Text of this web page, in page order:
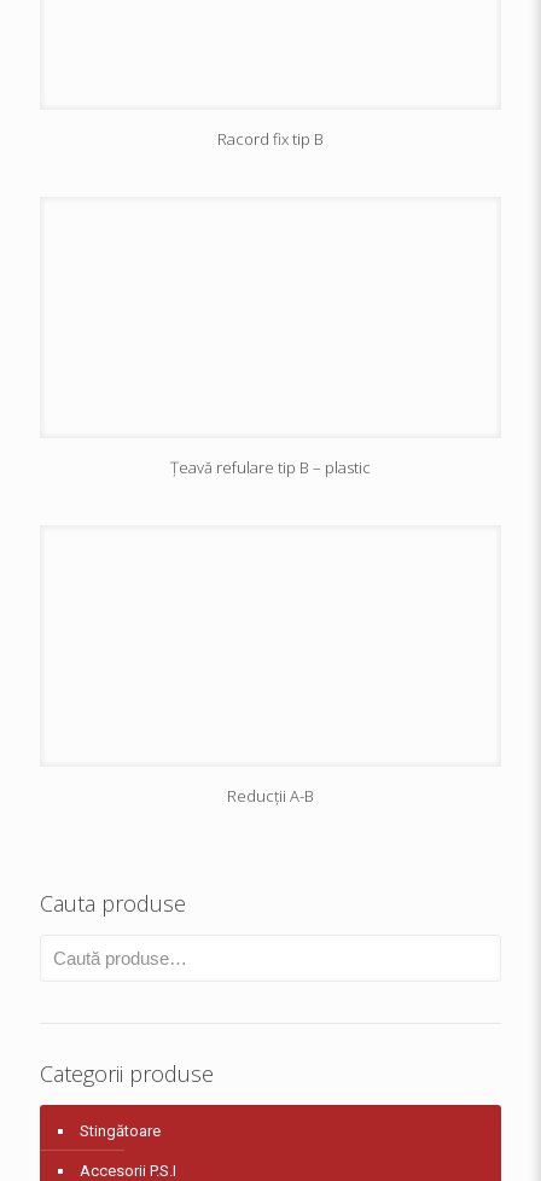
Racord fix tip B
Țeavă refulare tip B – plastic
Reducții A-B
Cauta produse
Categorii produse
Stingătoare
Accesorii P.S.I